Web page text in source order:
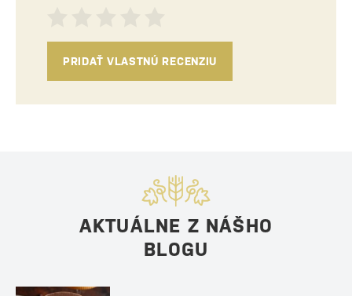
PRIDAŤ VLASTNÚ RECENZIU
AKTUÁLNE Z NÁŠHO
BLOGU